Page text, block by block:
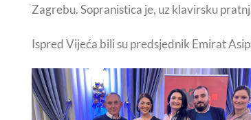
Zagrebu. Sopranistica je, uz klavirsku
Ispred Vijeća bili su predsjednik Emirat